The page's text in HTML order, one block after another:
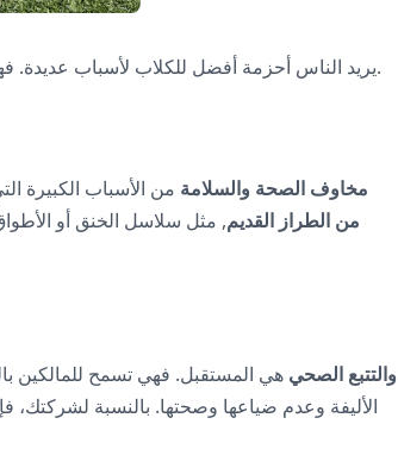
يريد الناس أحزمة أفضل للكلاب لأسباب عديدة. فهم يهتمون أكثر بصحة كلابهم وسلامتها الآن ويعرفون المزيد عن ما هو جيد لها.
مخاوف الصحة والسلامة من الأسباب الكبيرة
من الطراز القديم, مثل سلاسل الخنق أو
أحزمة ذكية مع نظام تحديد المواقع العالمي (GPS) والتتبع الصحي هي المستقبل. فهي تسمح للمالكين
الأليفة وعدم ضياعها وصحتها. بالنسبة لشركتك،